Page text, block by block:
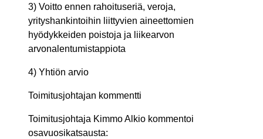
3) Voitto ennen rahoituseriä, veroja,
yrityshankintoihin liittyvien aineettomien
hyödykkeiden poistoja ja liikearvon
arvonalentumistappiota
4) Yhtiön arvio
Toimitusjohtajan kommentti
Toimitusjohtaja Kimmo Alkio kommentoi
osavuosikatsausta: